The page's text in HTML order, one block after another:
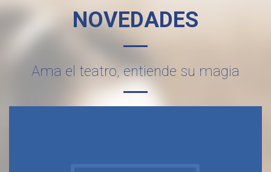
NOVEDADES
Ama el teatro, entiende su magia